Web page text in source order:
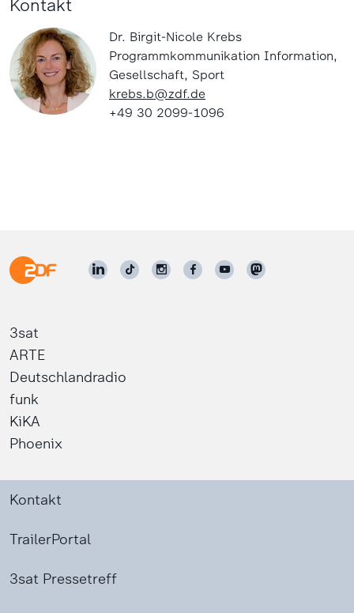
Kontakt
Dr. Birgit-Nicole Krebs
Programmkommunikation Information,
Gesellschaft, Sport
krebs.b@zdf.de
+49 30 2099-1096
3sat
ARTE
Deutschlandradio
funk
KiKA
Phoenix
Kontakt
TrailerPortal
3sat Pressetreff